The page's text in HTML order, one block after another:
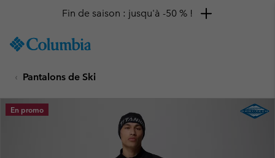
TO
SKIP
MAIN
NAV
Fin de saison : jusqu'à -50 % !
Pantalons de Ski
En promo